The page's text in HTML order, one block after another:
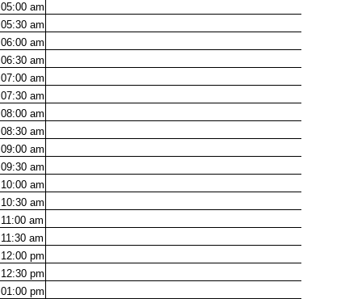
05:00 am
05:30 am
06:00 am
06:30 am
07:00 am
07:30 am
08:00 am
08:30 am
09:00 am
09:30 am
10:00 am
10:30 am
11:00 am
11:30 am
12:00 pm
12:30 pm
01:00 pm